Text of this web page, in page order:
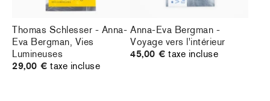
Thomas Schlesser - Anna-
Eva Bergman, Vies
Lumineuses
29,00 € taxe incluse
Anna-Eva Bergman -
Voyage vers l'intérieur
45,00 € taxe incluse